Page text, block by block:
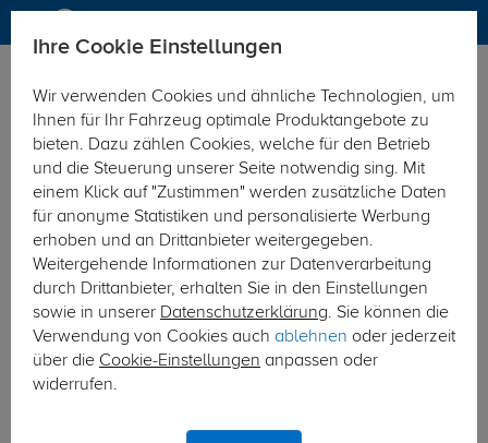
vorheriger Artikel nächster Artikel
Ihre Cookie Einstellungen
Wir verwenden Cookies und ähnliche Technologien, um
Ihnen für Ihr Fahrzeug optimale Produktangebote zu
bieten. Dazu zählen Cookies, welche für den Betrieb
und die Steuerung unserer Seite notwendig sing. Mit
einem Klick auf "Zustimmen" werden zusätzliche Daten
für anonyme Statistiken und personalisierte Werbung
erhoben und an Drittanbieter weitergegeben.
Weitergehende Informationen zur Datenverarbeitung
durch Drittanbieter, erhalten Sie in den Einstellungen
sowie in unserer Datenschutzerklärung. Sie können die
Verwendung von Cookies auch ablehnen oder jederzeit
über die Cookie-Einstellungen anpassen oder
widerrufen.